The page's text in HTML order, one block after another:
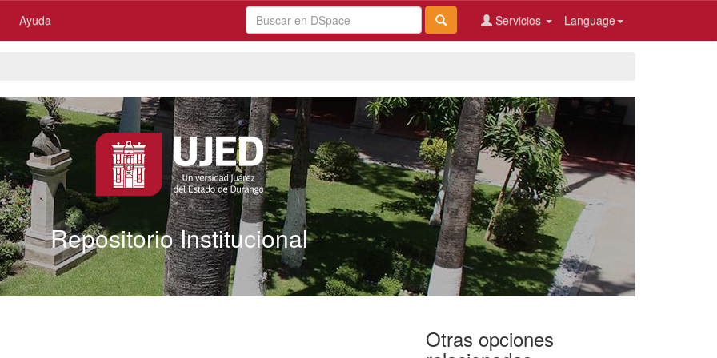
Ayuda Language
Servicios
Repositorio Institucional
Otras opciones